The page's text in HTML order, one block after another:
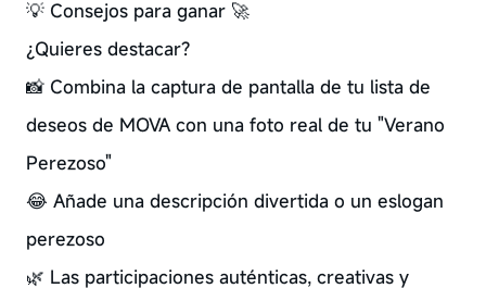
💡 Consejos para ganar 🚀
¿Quieres destacar?
📸 Combina la captura de pantalla de tu lista de
deseos de MOVA con una foto real de tu "Verano
Perezoso"
😂 Añade una descripción divertida o un eslogan
perezoso
🌿 Las participaciones auténticas, creativas y